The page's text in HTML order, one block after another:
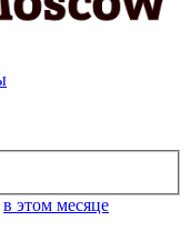
в этом месяце